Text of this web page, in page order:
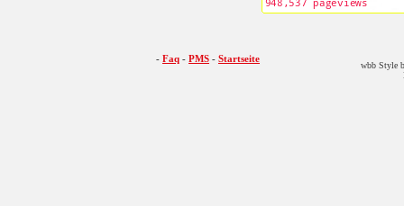
- Faq - PMS - Startseite
wbb Style